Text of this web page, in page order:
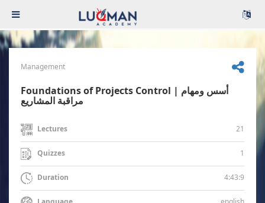
Management
Foundations of Projects Control | أسس ومهام
مراقبة المشاريع
Lectures 21
Quizzes 1
Duration 4:43:9